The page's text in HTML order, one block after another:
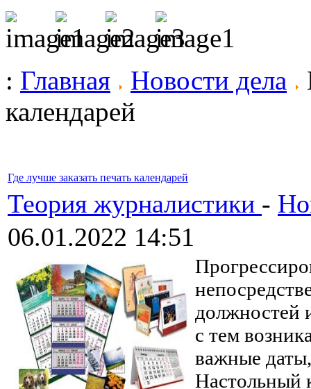
: Главная Новости дела
календарей
Где лучше заказать печать календарей
Теория журналистики -
06.01.2022 14:51
должностей
с тем
важные
Настольный